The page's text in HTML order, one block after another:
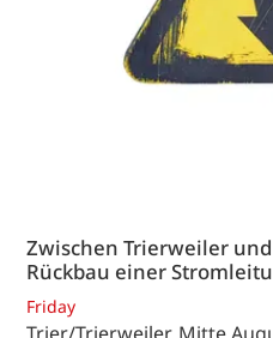
Zwischen Trierweiler
Rückbau einer
Friday